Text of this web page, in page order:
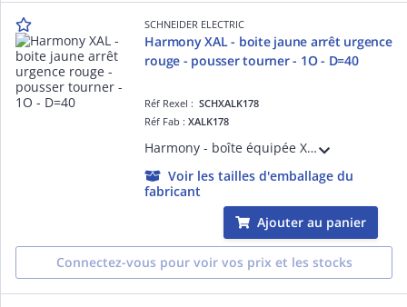
SCHNEIDER ELECTRIC
Harmony XAL - boite jaune arrêt urgence
rouge - pousser tourner - 1O - D=40
Réf Rexel :SCHXALK178
Réf Fab :XALK178
Harmony - boîte équipée XALK jaune - plastique - 1 bouton-poussoir D=40mm coup de poing rouge - 1O sans marquage - tourner pour déverrouiller - 1 entrée de câble < = 14mm 2 préperçages Pg 13 et ISO M20 < = 12mm - IP66
Voir les tailles d'emballage du
fabricant
Ajouter au panier
Connectez-vous pour voir vos prix et les stocks